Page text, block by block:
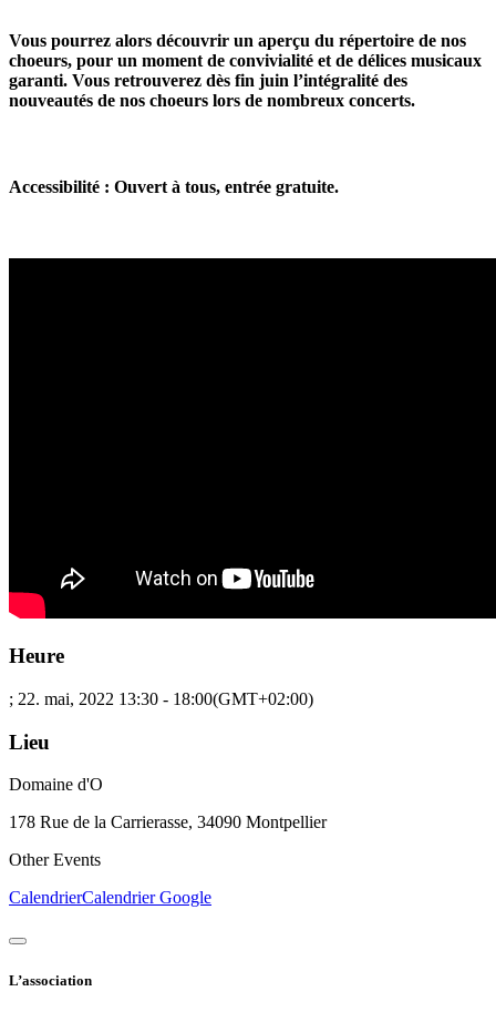
Vous pourrez alors découvrir un aperçu du répertoire de nos
choeurs, pour un moment de convivialité et de délices musicaux
garanti. Vous retrouverez dès fin juin l’intégralité des
nouveautés de nos choeurs lors de nombreux concerts.
Accessibilité : Ouvert à tous, entrée gratuite.
Heure
; 22. mai, 2022 13:30 - 18:00(GMT+02:00)
Lieu
Domaine d'O
178 Rue de la Carrierasse, 34090 Montpellier
Other Events
CalendrierCalendrier Google
L’association